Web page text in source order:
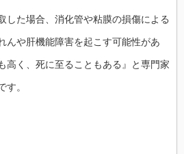
した場合、消化管や粘膜の損傷による
んや肝機能障害を起こす可能性があ
高く、死に至ることもある』と専門家
す。